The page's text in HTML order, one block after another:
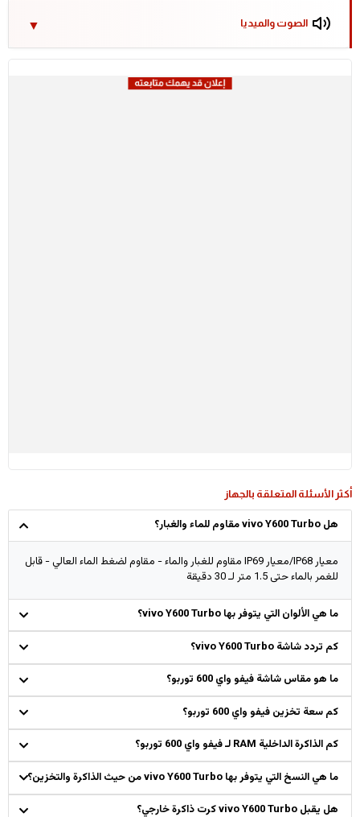
الصوت والميديا
أكثر الأسئلة المتعلقة بالجهاز
هل vivo Y600 Turbo مقاوم للماء والغبار؟
معيار IP68/معيار IP69 مقاوم للغبار والماء - مقاوم لضغط الماء العالي - قابل
للغمر بالماء حتى 1.5 متر لـ 30 دقيقة
ما هي الألوان التي يتوفر بها vivo Y600 Turbo؟
كم تردد شاشة vivo Y600 Turbo؟
ما هو مقاس شاشة فيفو واي 600 توربو؟
كم سعة تخزين فيفو واي 600 توربو؟
كم الذاكرة الداخلية RAM لـ فيفو واي 600 توربو؟
ما هي النسخ التي يتوفر بها vivo Y600 Turbo من حيث الذاكرة والتخزين؟
هل يقبل vivo Y600 Turbo كرت ذاكرة خارجي؟